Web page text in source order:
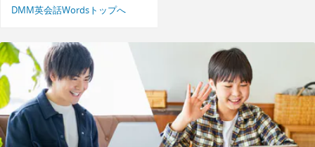
DMM英会話Wordsトップへ